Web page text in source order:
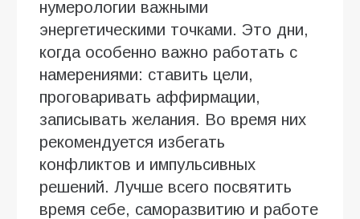
нумерологии важными
энергетическими точками. Это дни,
когда особенно важно работать с
намерениями: ставить цели,
проговаривать аффирмации,
записывать желания. Во время них
рекомендуется избегать
конфликтов и импульсивных
решений. Лучше всего посвятить
время себе, саморазвитию и работе